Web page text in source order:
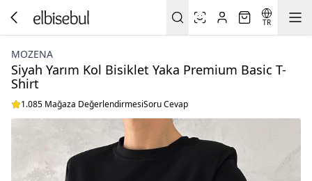
TR
MOZENA
Siyah Yarım Kol Bisiklet Yaka Premium Basic T-
Shirt
1.085 Mağaza DeğerlendirmesiSoru Cevap